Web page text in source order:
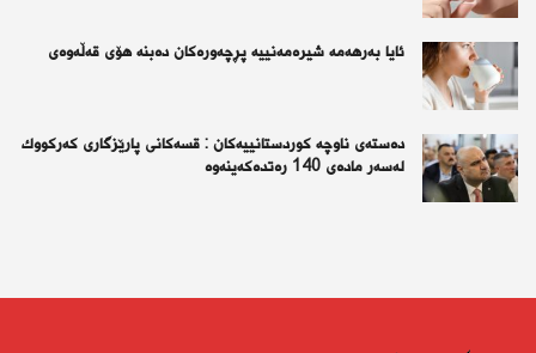
ئايا به‌رهه‌مه‌ شيره‌مه‌نييه‌ پڕچه‌وره‌كان ده‌بنه‌ هۆى قه‌ڵه‌وه‌ى
دەستەی ناوچە كوردستانییەكان : قسەكانی پارێزگاری كەركووك
لەسەر مادەی 140 رەتدەكەینەوە